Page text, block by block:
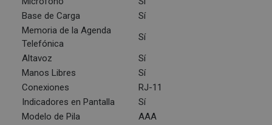
Base de Carga
Sí
Memoria de la Agenda
Telefónica
Sí
Altavoz
Sí
Manos Libres
Sí
Conexiones
RJ-11
Indicadores en Pantalla
Sí
Modelo de Pila
AAA